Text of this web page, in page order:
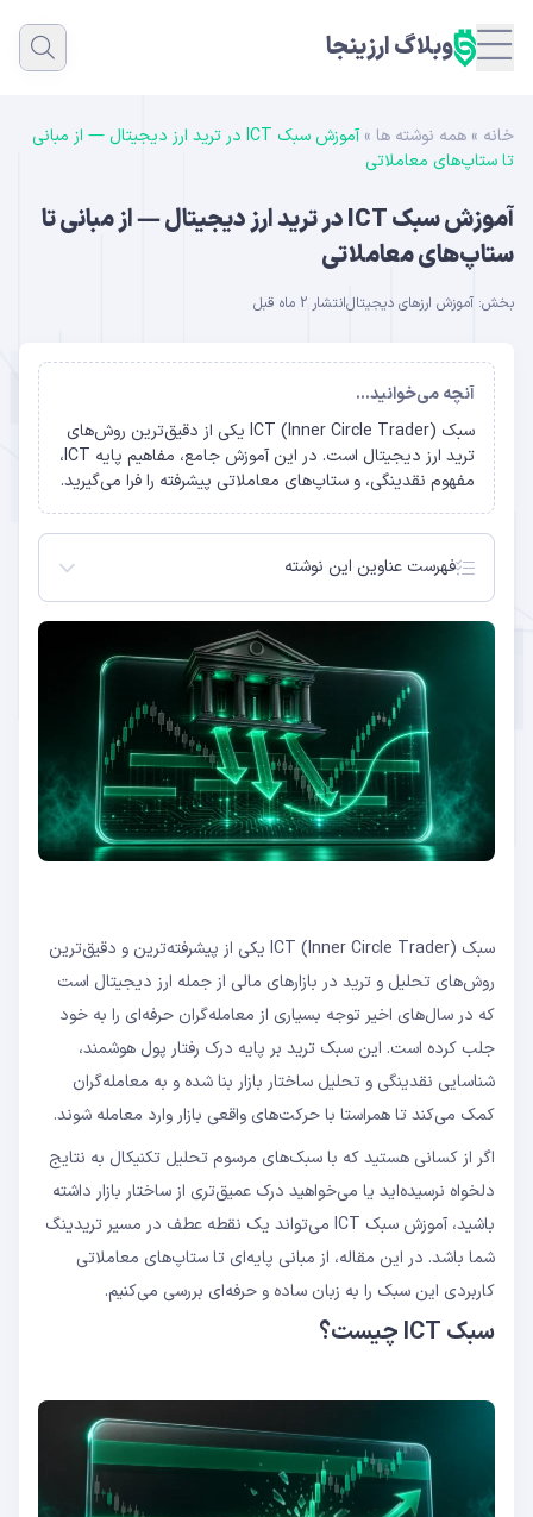
وبلاگ ارزینجا
خانه » همه نوشته ها »
آموزش سبک ICT در ترید ارز دیجیتال — از مبانی
تا ستاپ‌های معاملاتی
آموزش سبک ICT در ترید ارز دیجیتال — از مبانی تا
ستاپ‌های معاملاتی
بخش: آموزش ارزهای دیجیتالانتشار 2 ماه قبل
آنچه می‌خوانید...
سبک ICT (Inner Circle Trader) یکی از دقیق‌ترین روش‌های
ترید ارز دیجیتال است. در این آموزش جامع، مفاهیم پایه ICT،
مفهوم نقدینگی، و ستاپ‌های معاملاتی پیشرفته را فرا می‌گیرید.
فهرست عناوین این نوشته
تاریخچه و منشأ سبک ICT
اصول و مبانی سبک ICT
کاربرد سبک ICT در ترید ارز دیجیتال
استراتژی معاملاتی با سبک ICT
مزایا و معایب سبک ICT
نتیجه‌گیری
سوالات متداول
ساختار بازار و شناسایی روند
نقدینگی، اردر بلاک و FVG
گام‌های عملی ورود به معامله
بهترین تایم‌فریم برای استفاده از سبک ICT کدام است؟سبک ICT (Inner Circle Trader) یکی از پیشرفته‌ترین و دقیق‌ترین
روش‌های تحلیل و ترید در بازارهای مالی از جمله ارز دیجیتال است
که در سال‌های اخیر توجه بسیاری از معامله‌گران حرفه‌ای را به خود
جلب کرده است. این سبک ترید بر پایه درک رفتار پول هوشمند،
شناسایی نقدینگی و تحلیل ساختار بازار بنا شده و به معامله‌گران
کمک می‌کند تا همراستا با حرکت‌های واقعی بازار وارد معامله شوند.
اگر از کسانی هستید که با سبک‌های مرسوم تحلیل تکنیکال به نتایج
دلخواه نرسیده‌اید یا می‌خواهید درک عمیق‌تری از ساختار بازار داشته
باشید، آموزش سبک ICT می‌تواند یک نقطه عطف در مسیر تریدینگ
شما باشد. در این مقاله، از مبانی پایه‌ای تا ستاپ‌های معاملاتی
کاربردی این سبک را به زبان ساده و حرفه‌ای بررسی می‌کنیم.
سبک ICT چیست؟